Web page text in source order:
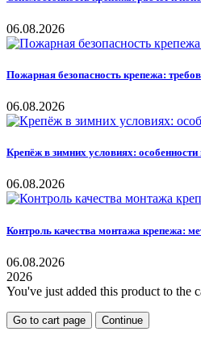
06.08.2026
Пожарная безопасность крепежа:
06.08.2026
Крепёж в зимних условиях:
06.08.2026
Контроль качества монтажа крепежа:
06.08.2026
2026
You've just added this product to the
Go to cart page Continue